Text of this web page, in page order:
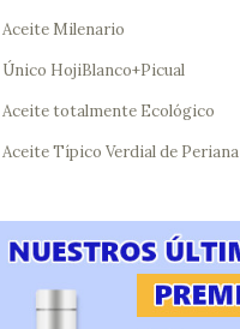
Aceite Milenario
Único HojiBlanco+Picual
Aceite totalmente Ecológico
Aceite Típico Verdial de Periana